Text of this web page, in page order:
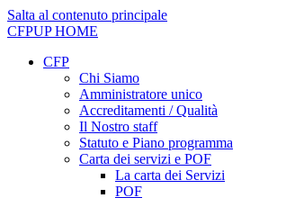
Salta al contenuto principale
CFPUPHOME
CFP
Chi Siamo
Amministratore unico
Accreditamenti / Qualità
Il Nostro staff
Statuto e Piano programma
Carta dei servizi e POF
La carta dei Servizi
POF